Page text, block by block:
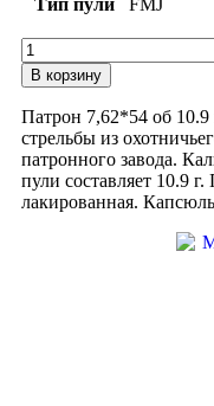
Количество
товара
Патроны
БПЗ
7,62Х54
FMJ
10.9Г
В корзину
Патрон 7,62*54 об
стрельбы из
патронного завода.
пули составляет 10.9
лакированная.